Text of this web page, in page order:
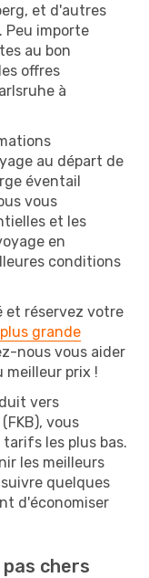
et d'autres
Peu importe
au bon
offres
à
au départ de
éventail
vous
et les
en
conditions
et réservez votre
grande
nous vous aider
meilleur prix !
vers
vous
les plus bas.
les meilleurs
quelques
d'économiser
chers